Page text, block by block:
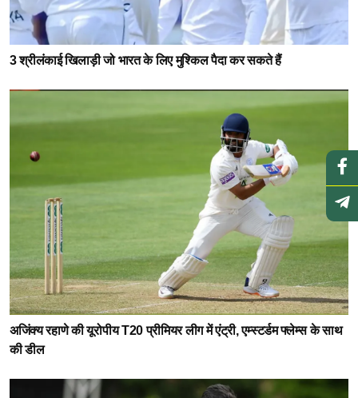
3 श्रीलंकाई खिलाड़ी जो भारत के लिए मुश्किल पैदा कर सकते हैं
अजिंक्य रहाणे की यूरोपीय T20 प्रीमियर लीग में एंट्री, एम्स्टर्डम फ्लेम्स के साथ
की डील